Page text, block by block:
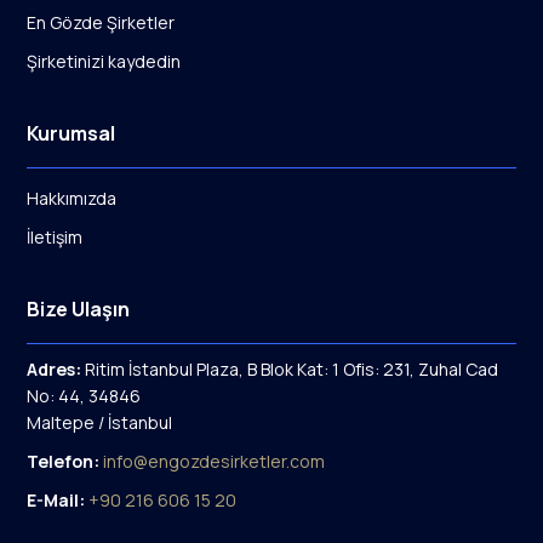
En Gözde Şirketler
Şirketinizi kaydedin
Kurumsal
Hakkımızda
İletişim
Bize Ulaşın
Adres: Ritim İstanbul Plaza, B Blok Kat: 1 Ofis: 231, Zuhal Cad
No: 44, 34846
Maltepe / İstanbul
Telefon: info@engozdesirketler.com
E-Mail: +90 216 606 15 20